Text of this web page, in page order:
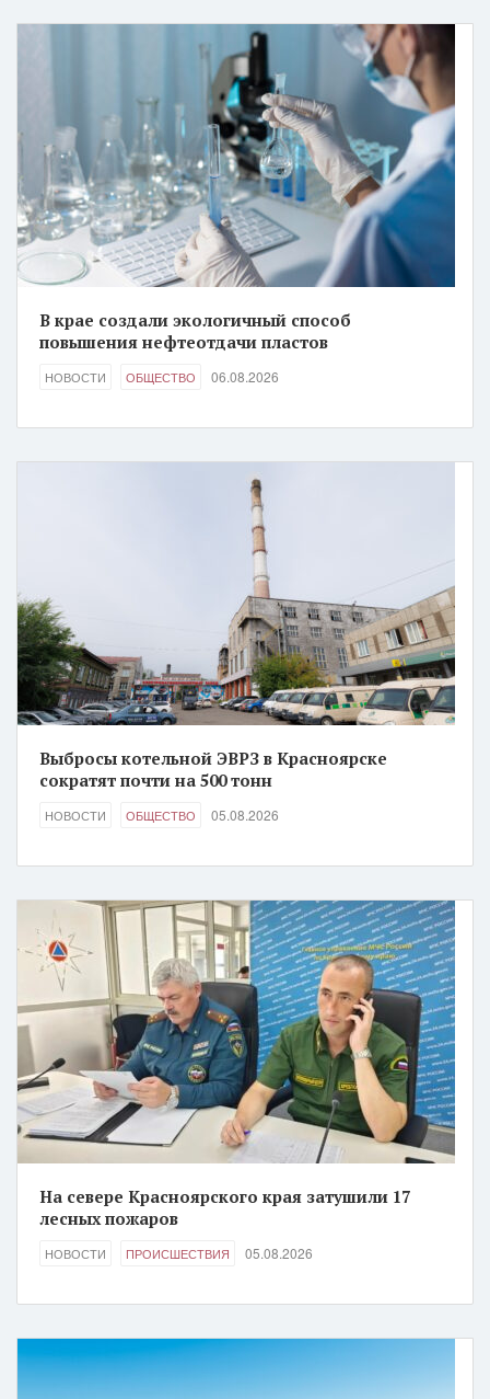
В крае создали экологичный способ
повышения нефтеотдачи пластов
НОВОСТИ ОБЩЕСТВО 06.08.2026
Выбросы котельной ЭВРЗ в Красноярске
сократят почти на 500 тонн
НОВОСТИ ОБЩЕСТВО 05.08.2026
На севере Красноярского края затушили 17
лесных пожаров
НОВОСТИ ПРОИСШЕСТВИЯ 05.08.2026